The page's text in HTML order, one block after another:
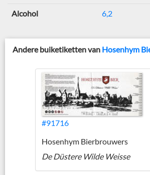
Alcohol 6,2
Andere buiketiketten van Hosenhym
#91716
Hosenhym Bierbrouwers
De Düstere Wilde Weisse